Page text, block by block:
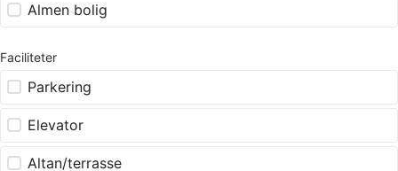
Almen bolig
Faciliteter
Parkering
Elevator
Altan/terrasse